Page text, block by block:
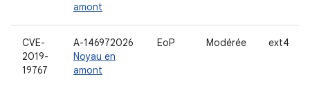
amont
CVE-
2019-
19767
A-146972026
Noyau en
amont
EoP Modérée ext4